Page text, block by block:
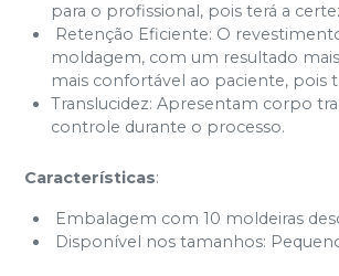
para o profissional, pois terá a
Retenção Eficiente: O
moldagem, com um resultado
mais confortável ao paciente, pois
Translucidez: Apresentam corpo
controle durante o processo.
Características:
Embalagem com 10 moldeiras
Disponível nos tamanhos: